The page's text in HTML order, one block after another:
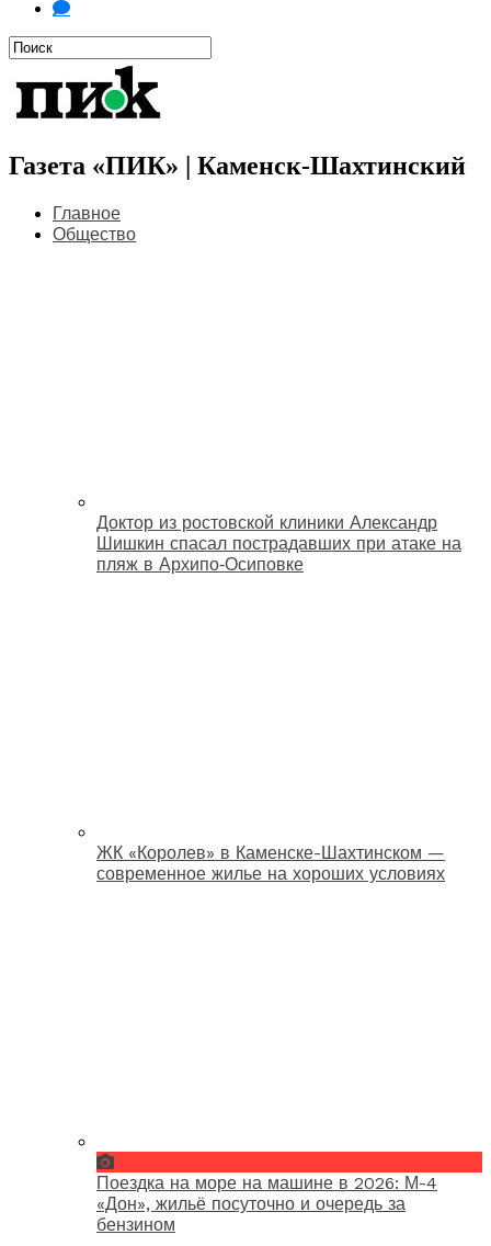
Газета «ПИК» | Каменск-Шахтинский
Главное
Общество
Доктор из ростовской клиники Александр
Шишкин спасал пострадавших при атаке на
пляж в Архипо‑Осиповке
ЖК «Королев» в Каменске-Шахтинском —
современное жилье на хороших условиях
Поездка на море на машине в 2026: М-4
«Дон», жильё посуточно и очередь за
бензином